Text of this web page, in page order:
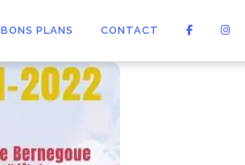
BONS PLANS CONTACT